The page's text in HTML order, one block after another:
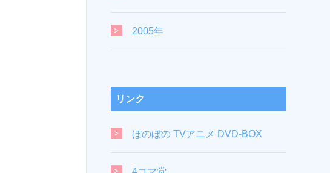
2005年
リンク
ぼのぼの TVアニメ DVD-BOX